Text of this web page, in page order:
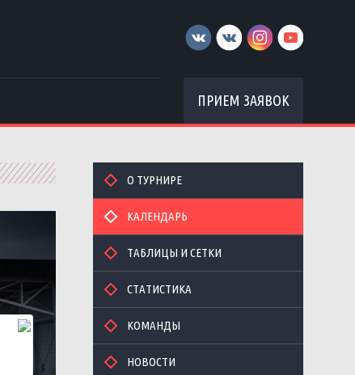
ПРИЕМ ЗАЯВОК
О ТУРНИРЕ
КАЛЕНДАРЬ
ТАБЛИЦЫ И СЕТКИ
СТАТИСТИКА
КОМАНДЫ
НОВОСТИ